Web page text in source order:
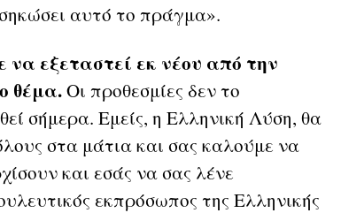
αυτό το πράγμα».
εξεταστεί εκ νέου από την
θέμα.Οι προθεσμίες δεν το
σήμερα. Εμείς, η Ελληνική Λύση, θα
στα μάτια και σας καλούμε να
και εσάς να σας λένε
εκπρόσωπος της Ελληνικής